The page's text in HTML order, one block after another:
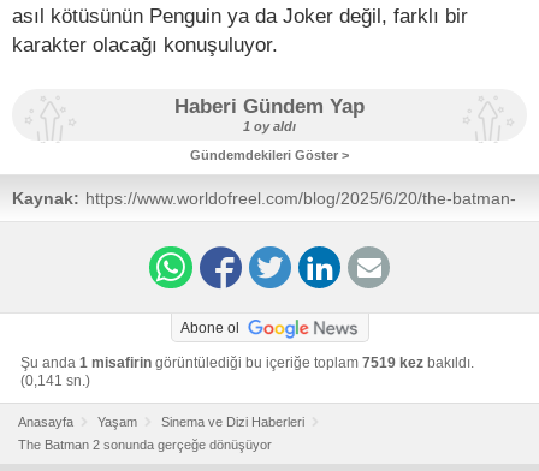
asıl kötüsünün Penguin ya da Joker değil, farklı bir
karakter olacağı konuşuluyor.
Haberi Gündem Yap
1 oy aldı
Gündemdekileri Göster >
Kaynak: https://www.worldofreel.com/blog/2025/6/20/the-batman-
sequel-script-arrives-on-monday-as-warner-bros-eyes-
Abone ol
Şu anda 1 misafirin görüntülediği bu içeriğe toplam 7519 kez bakıldı.
(0,141 sn.)
Anasayfa Yaşam
Sinema ve Dizi Haberleri
The Batman 2 sonunda gerçeğe dönüşüyor